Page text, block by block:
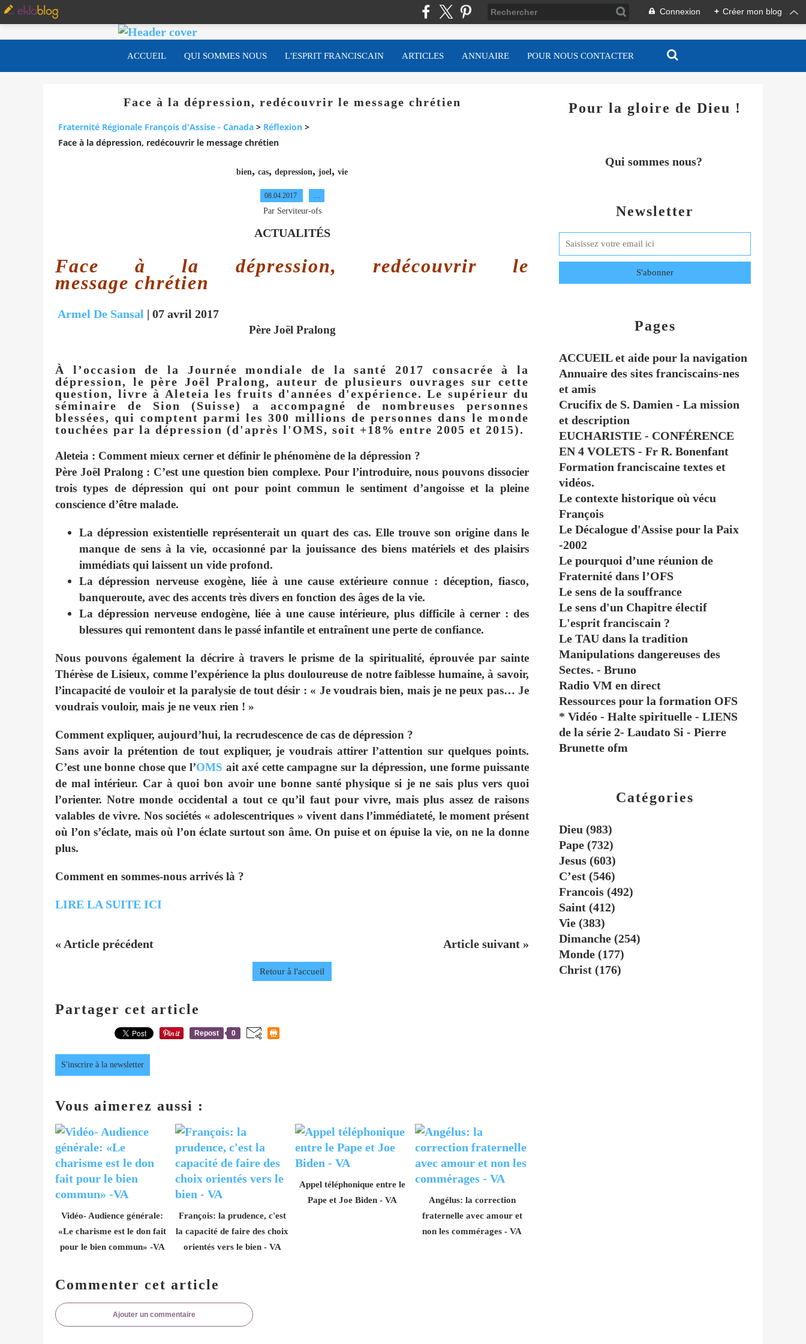
Connexion + Créer mon blog
ACCUEIL QUI SOMMES NOUS L'ESPRIT FRANCISCAIN ARTICLES ANNUAIRE POUR NOUS CONTACTER
Face à la dépression, redécouvrir le message chrétien
Fraternité Régionale François d'Assise - Canada > Réflexion >
Face à la dépression, redécouvrir le message chrétien
bien, cas, depression, joel , vie
08.04.2017
Par Serviteur-ofs
ACTUALITÉS
Face à la dépression, redécouvrir le
message chrétien
Armel De Sansal | 07 avril 2017
Père Joël Pralong
À l’occasion de la Journée mondiale de la santé 2017 consacrée à la
dépression, le père Joël Pralong, auteur de plusieurs ouvrages sur cette
question, livre à Aleteia les fruits d'années d'expérience. Le supérieur du
séminaire de Sion (Suisse) a accompagné de nombreuses personnes
blessées, qui comptent parmi les 300 millions de personnes dans le monde
touchées par la dépression (d'après l'OMS, soit +18% entre 2005 et 2015).
Aleteia : Comment mieux cerner et définir le phénomène de la dépression ?
Père Joël Pralong : C’est une question bien complexe. Pour l’introduire, nous pouvons dissocier
trois types de dépression qui ont pour point commun le sentiment d’angoisse et la pleine
conscience d’être malade.
La dépression existentielle représenterait un quart des cas. Elle trouve son origine dans le
manque de sens à la vie, occasionné par la jouissance des biens matériels et des plaisirs
immédiats qui laissent un vide profond.
La dépression nerveuse exogène, liée à une cause extérieure connue : déception, fiasco,
banqueroute, avec des accents très divers en fonction des âges de la vie.
La dépression nerveuse endogène, liée à une cause intérieure, plus difficile à cerner : des
blessures qui remontent dans le passé infantile et entraînent une perte de confiance.
Nous pouvons également la décrire à travers le prisme de la spiritualité, éprouvée par sainte
Thérèse de Lisieux, comme l’expérience la plus douloureuse de notre faiblesse humaine, à savoir,
l’incapacité de vouloir et la paralysie de tout désir : « Je voudrais bien, mais je ne peux pas… Je
voudrais vouloir, mais je ne veux rien ! »
Comment expliquer, aujourd’hui, la recrudescence de cas de dépression ?
Sans avoir la prétention de tout expliquer, je voudrais attirer l’attention sur quelques points.
C’est une bonne chose que l’OMS ait axé cette campagne sur la dépression, une forme puissante
de mal intérieur. Car à quoi bon avoir une bonne santé physique si je ne sais plus vers quoi
l’orienter. Notre monde occidental a tout ce qu’il faut pour vivre, mais plus assez de raisons
valables de vivre. Nos sociétés « adolescentriques » vivent dans l’immédiateté, le moment présent
où l’on s’éclate, mais où l’on éclate surtout son âme. On puise et on épuise la vie, on ne la donne
plus.
Comment en sommes-nous arrivés là ?
LIRE LA SUITE ICI
« Article précédent Article suivant »
Retour à l'accueil
Partager cet article
Repost 0
S'inscrire à la newsletter
Vous aimerez aussi :
Vidéo- Audience générale:
«Le charisme est le don fait
pour le bien commun» -VA
François: la prudence, c'est
la capacité de faire des choix
orientés vers le bien - VA
Appel téléphonique entre le
Pape et Joe Biden - VA
Angélus: la correction
fraternelle avec amour et
non les commérages - VA
Commenter cet article
Ajouter un commentaire
Newsletter
Catégories
Dieu (983)
Pape (732)
Jesus (603)
C’est (546)
Francois (492)
Saint (412)
Vie (383)
Dimanche (254)
Monde (177)
Christ (176)
Pages
ACCUEIL et aide pour la navigation
Annuaire des sites franciscains-nes
et amis
Crucifix de S. Damien - La mission
et description
EUCHARISTIE - CONFÉRENCE
EN 4 VOLETS - Fr R. Bonenfant
Formation franciscaine textes et
vidéos.
Le contexte historique où vécu
François
Le Décalogue d'Assise pour la Paix
-2002
Le pourquoi d’une réunion de
Fraternité dans l’OFS
Le sens de la souffrance
Le sens d'un Chapitre électif
L'esprit franciscain ?
Le TAU dans la tradition
Manipulations dangereuses des
Sectes. - Bruno
Radio VM en direct
Ressources pour la formation OFS
* Vidéo - Halte spirituelle - LIENS
de la série 2- Laudato Si - Pierre
Brunette ofm
Pour la gloire de Dieu !
Qui sommes nous?